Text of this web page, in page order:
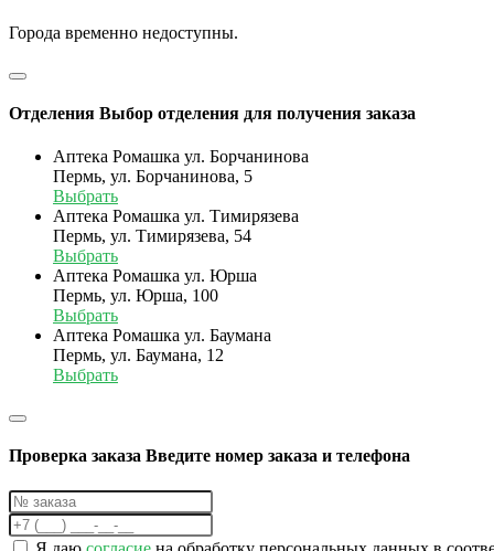
Города временно недоступны.
Отделения Выбор отделения для получения заказа
Аптека Ромашка ул. Борчанинова
Пермь, ул. Борчанинова, 5
Выбрать
Аптека Ромашка ул. Тимирязева
Пермь, ул. Тимирязева, 54
Выбрать
Аптека Ромашка ул. Юрша
Пермь, ул. Юрша, 100
Выбрать
Аптека Ромашка ул. Баумана
Пермь, ул. Баумана, 12
Выбрать
Проверка заказа Введите номер заказа и телефона